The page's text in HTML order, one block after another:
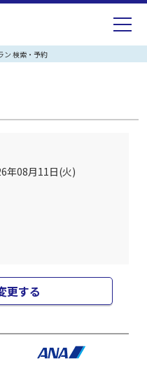
ン 検索・予約
年08月11日(火)
更する